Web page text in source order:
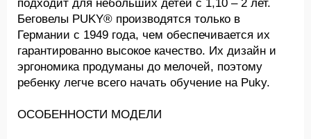
подходит для небольших детей с 1,10 – 2 лет.
Беговелы PUKY® производятся только в
Германии с 1949 года, чем обеспечивается их
гарантированно высокое качество. Их дизайн и
эргономика продуманы до мелочей, поэтому
ребенку легче всего начать обучение на Puky.
ОСОБЕННОСТИ МОДЕЛИ